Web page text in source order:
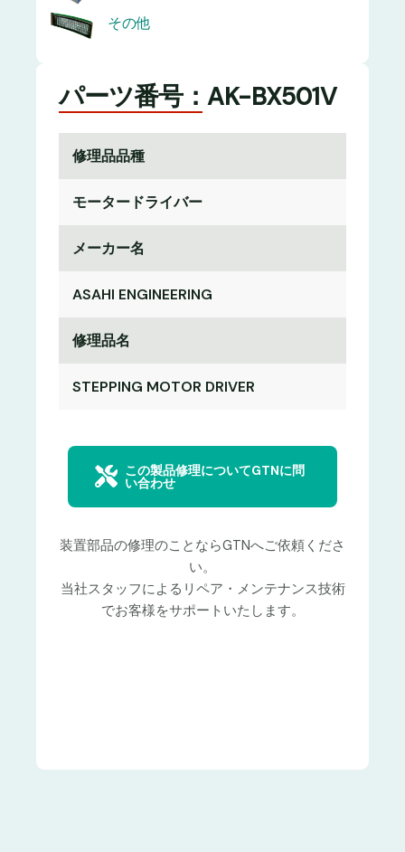
その他
パーツ番号：AK-BX501V
修理品品種
モータードライバー
メーカー名
ASAHI ENGINEERING
修理品名
STEPPING MOTOR DRIVER
この製品修理についてGTNに問
い合わせ
装置部品の修理のことならGTNへご依頼くださ
い。
当社スタッフによるリペア・メンテナンス技術
でお客様をサポートいたします。